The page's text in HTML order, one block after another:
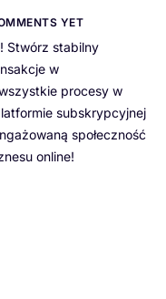
YET
Stwórz stabilny
w
procesy w
subskrypcyjnej
społeczność
online!